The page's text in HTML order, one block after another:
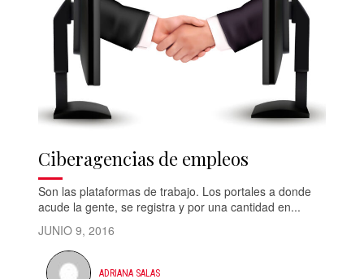
Ciberagencias de empleos
Son las plataformas de trabajo. Los portales a donde
acude la gente, se registra y por una cantidad en...
JUNIO 9, 2016
ADRIANA SALAS